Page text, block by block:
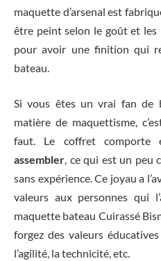
maquette d’arsenal est
être peint selon le goût et les
pour avoir une finition qui
bateau.
Si vous êtes un vrai fan de
matière de maquettisme,
faut. Le coffret comporte
assembler, ce qui est un peu
sans expérience. Ce joyau a
valeurs aux personnes qui
maquette bateau Cuirassé
forgez des valeurs
l’agilité, la technicité, etc.